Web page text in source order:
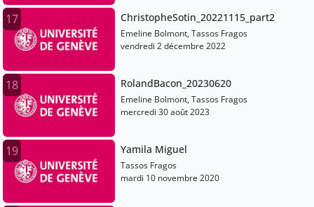
17 ChristopheSotin_20221115_part2
Emeline Bolmont, Tassos Fragos
vendredi 2 décembre 2022
18 RolandBacon_20230620
Emeline Bolmont, Tassos Fragos
mercredi 30 août 2023
19 Yamila Miguel
Tassos Fragos
mardi 10 novembre 2020